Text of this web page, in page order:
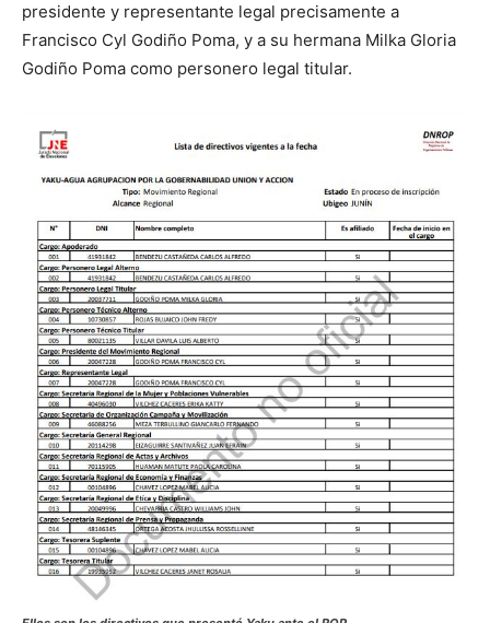
presidente y representante legal precisamente a
Francisco Cyl Godiño Poma, y a su hermana Milka Gloria
Godiño Poma como personero legal titular.